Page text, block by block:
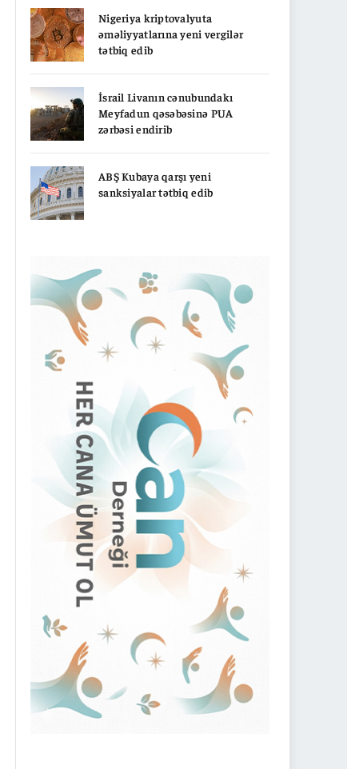
Nigeriya kriptovalyuta
əməliyyatlarına yeni vergilər
tətbiq edib
İsrail Livanın cənubundakı
Meyfadun qəsəbəsinə PUA
zərbəsi endirib
ABŞ Kubaya qarşı yeni
sanksiyalar tətbiq edib